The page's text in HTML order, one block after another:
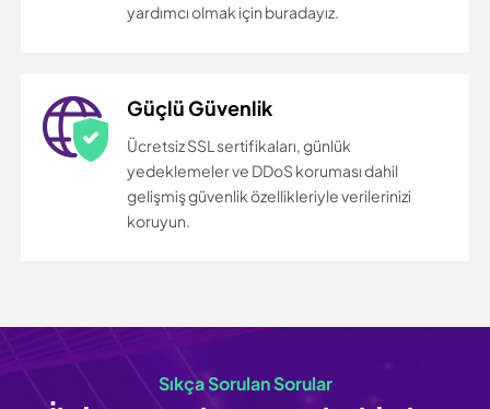
yardımcı olmak için buradayız.
Güçlü Güvenlik
Ücretsiz SSL sertifikaları, günlük
yedeklemeler ve DDoS koruması dahil
gelişmiş güvenlik özellikleriyle verilerinizi
koruyun.
Sıkça Sorulan Sorular